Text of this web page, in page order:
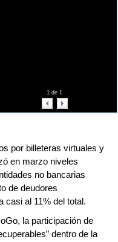
1de 1
por billeteras virtuales y
en marzo niveles
no bancarias
de deudores
casi al 11% del total.
la participación de
dentro de la